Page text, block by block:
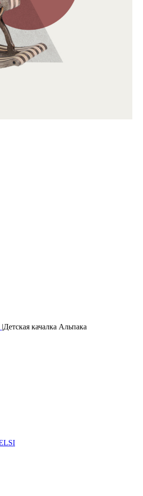
|Детская качалка Альпака